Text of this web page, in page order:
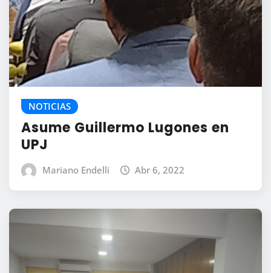
NOTICIAS
Asume Guillermo Lugones en
UPJ
Mariano Endelli Abr 6, 2022